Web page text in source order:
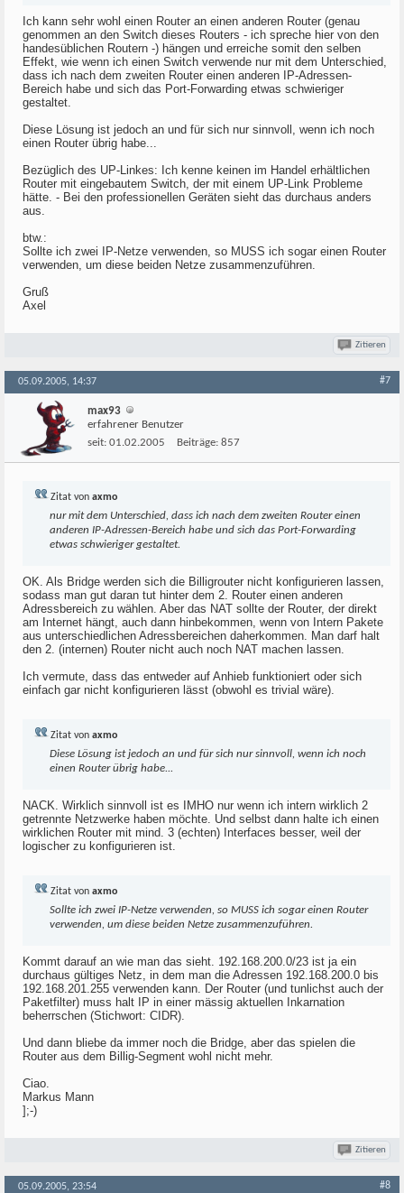
Ich kann sehr wohl einen Router an einen anderen Router (genau
genommen an den Switch dieses Routers - ich spreche hier von den
handesüblichen Routern -) hängen und erreiche somit den selben
Effekt, wie wenn ich einen Switch verwende nur mit dem Unterschied,
dass ich nach dem zweiten Router einen anderen IP-Adressen-
Bereich habe und sich das Port-Forwarding etwas schwieriger
gestaltet.
Diese Lösung ist jedoch an und für sich nur sinnvoll, wenn ich noch
einen Router übrig habe...
Bezüglich des UP-Linkes: Ich kenne keinen im Handel erhältlichen
Router mit eingebautem Switch, der mit einem UP-Link Probleme
hätte. - Bei den professionellen Geräten sieht das durchaus anders
aus.
btw.:
Sollte ich zwei IP-Netze verwenden, so MUSS ich sogar einen Router
verwenden, um diese beiden Netze zusammenzuführen.
Gruß
Axel
Zitieren
05.09.2005, 14:37 #7
max93
erfahrener Benutzer
seit: 01.02.2005 Beiträge: 857
Zitat von axmo
nur mit dem Unterschied, dass ich nach dem zweiten Router einen
anderen IP-Adressen-Bereich habe und sich das Port-Forwarding
etwas schwieriger gestaltet.
OK. Als Bridge werden sich die Billigrouter nicht konfigurieren lassen,
sodass man gut daran tut hinter dem 2. Router einen anderen
Adressbereich zu wählen. Aber das NAT sollte der Router, der direkt
am Internet hängt, auch dann hinbekommen, wenn von Intern Pakete
aus unterschiedlichen Adressbereichen daherkommen. Man darf halt
den 2. (internen) Router nicht auch noch NAT machen lassen.
Ich vermute, dass das entweder auf Anhieb funktioniert oder sich
einfach gar nicht konfigurieren lässt (obwohl es trivial wäre).
Zitat von axmo
Diese Lösung ist jedoch an und für sich nur sinnvoll, wenn ich noch
einen Router übrig habe...
NACK. Wirklich sinnvoll ist es IMHO nur wenn ich intern wirklich 2
getrennte Netzwerke haben möchte. Und selbst dann halte ich einen
wirklichen Router mit mind. 3 (echten) Interfaces besser, weil der
logischer zu konfigurieren ist.
Zitat von axmo
Sollte ich zwei IP-Netze verwenden, so MUSS ich sogar einen Router
verwenden, um diese beiden Netze zusammenzuführen.
Kommt darauf an wie man das sieht. 192.168.200.0/23 ist ja ein
durchaus gültiges Netz, in dem man die Adressen 192.168.200.0 bis
192.168.201.255 verwenden kann. Der Router (und tunlichst auch der
Paketfilter) muss halt IP in einer mässig aktuellen Inkarnation
beherrschen (Stichwort: CIDR).
Und dann bliebe da immer noch die Bridge, aber das spielen die
Router aus dem Billig-Segment wohl nicht mehr.
Ciao.
Markus Mann
];-)
Zitieren
05.09.2005, 23:54 #8